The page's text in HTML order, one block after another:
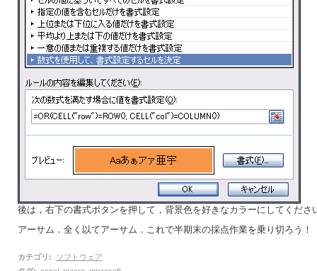
後は，右下の書式ボタンを押して，背景色を好きなカラーにしてくださ
アーサム．全く以てアーサム．これで半期末の採点作業を乗り切ろう！
カテゴリ :
ソフトウェア